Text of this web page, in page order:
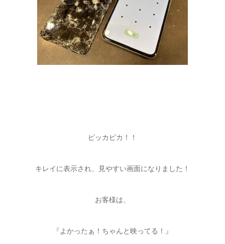
ピッカピカ！！
キレイに表示され、見やすい画面になりました！
お客様は、
『よかったぁ！ちゃんと映ってる！』